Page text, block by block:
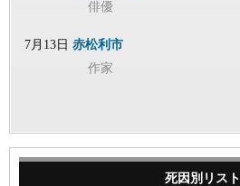
俳優
7月13日 赤松利市
作家
死因別リスト